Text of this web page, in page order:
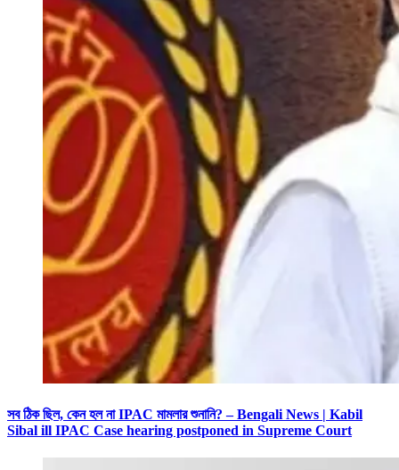
সব ঠিক ছিল, কেন হল না IPAC মামলার শুনানি? – Bengali News | Kabil
Sibal ill IPAC Case hearing postponed in Supreme Court